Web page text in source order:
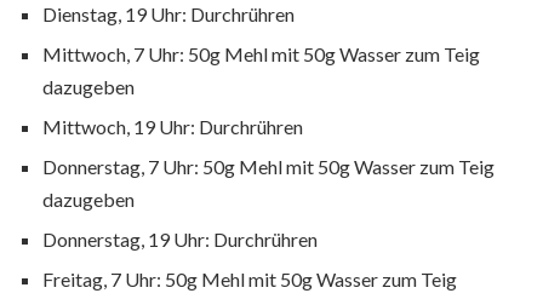
Dienstag, 19 Uhr: Durchrühren
Mittwoch, 7 Uhr: 50g Mehl mit 50g Wasser zum Teig
dazugeben
Mittwoch, 19 Uhr: Durchrühren
Donnerstag, 7 Uhr: 50g Mehl mit 50g Wasser zum Teig
dazugeben
Donnerstag, 19 Uhr: Durchrühren
Freitag, 7 Uhr: 50g Mehl mit 50g Wasser zum Teig